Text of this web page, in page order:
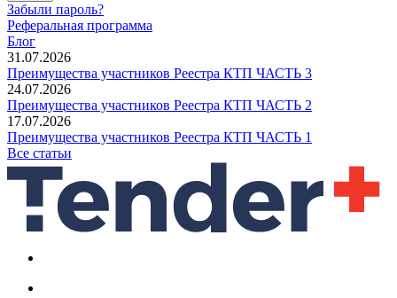
Забыли пароль?
Реферальная программа
Блог
31.07.2026
Преимущества участников Реестра КТП ЧАСТЬ 3
24.07.2026
Преимущества участников Реестра КТП ЧАСТЬ 2
17.07.2026
Преимущества участников Реестра КТП ЧАСТЬ 1
Все статьи